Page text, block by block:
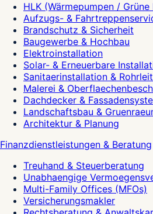
HLK (Wärmepumpen / Grüne
Aufzugs- &
Brandschutz & Sicherheit
Baugewerbe & Hochbau
Elektroinstallation
Solar- & Erneuerbare
Sanitaerinstallation &
Malerei &
Dachdecker &
Landschaftsbau &
Architektur & Planung
Finanzdienstleistungen & Beratung
Treuhand & Steuerberatung
Unabhaengige
Multi-Family Offices (MFOs)
Versicherungsmakler